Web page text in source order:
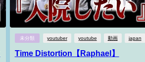
未分類 youtuber youtube 動画 japan
Time Distortion【Raphael】